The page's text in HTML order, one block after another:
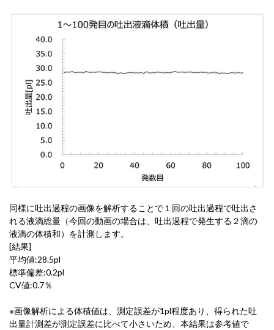
同様に吐出過程の画像を解析することで１回の吐出過程で吐出さ
れる液滴総量（今回の動画の場合は、吐出過程で発生する２滴の
液滴の体積和）を計測します。
[結果]
平均値:28.5pl
標準偏差:0.2pl
CV値:0.7％
※画像解析による体積値は、測定誤差が1pl程度あり、得られた吐
出量計測差が測定誤差に比べて小さいため、本結果は参考値で